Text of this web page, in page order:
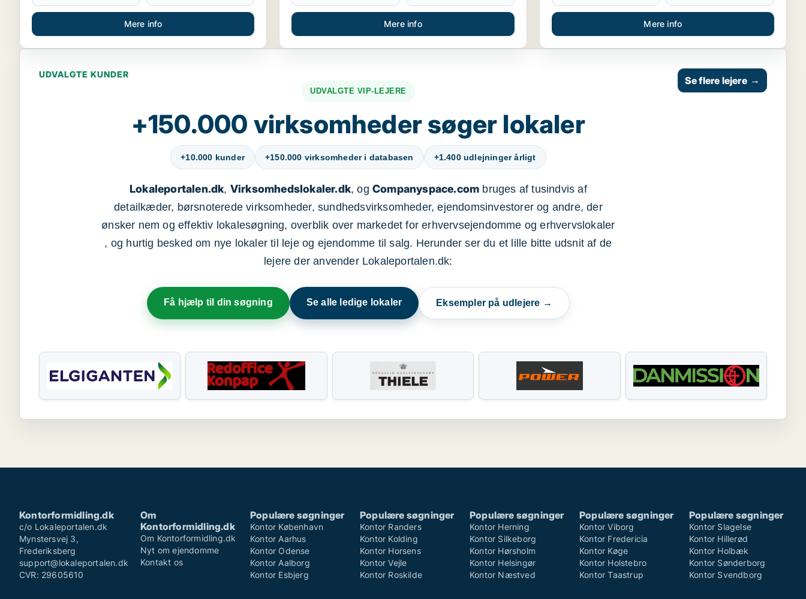
Mere info Mere info Mere info
UDVALGTE KUNDER
UDVALGTE VIP-LEJERE
+150.000 virksomheder søger lokaler
+10.000 kunder +150.000 virksomheder i databasen +1.400 udlejninger årligt
Lokaleportalen.dk, Virksomhedslokaler.dk, og Companyspace.com bruges af tusindvis af
detailkæder, børsnoterede virksomheder, sundhedsvirksomheder, ejendomsinvestorer og andre, der
ønsker nem og effektiv lokalesøgning, overblik over markedet for erhvervsejendomme og erhvervslokaler
, og hurtig besked om nye lokaler til leje og ejendomme til salg. Herunder ser du et lille bitte udsnit af de
lejere der anvender Lokaleportalen.dk:
Få hjælp til din søgning Se alle ledige lokaler Eksempler på udlejere →
Se flere lejere →
Kontorformidling.dk
c/o Lokaleportalen.dk
Mynstersvej 3,
Frederiksberg
support@lokaleportalen.dk
CVR: 29605610
Om
Kontorformidling.dk
Om Kontorformidling.dk
Nyt om ejendomme
Kontakt os
Populære søgninger
Kontor København
Kontor Aarhus
Kontor Odense
Kontor Aalborg
Kontor Esbjerg
Populære søgninger
Kontor Randers
Kontor Kolding
Kontor Horsens
Kontor Vejle
Kontor Roskilde
Populære søgninger
Kontor Herning
Kontor Silkeborg
Kontor Hørsholm
Kontor Helsingør
Kontor Næstved
Populære søgninger
Kontor Viborg
Kontor Fredericia
Kontor Køge
Kontor Holstebro
Kontor Taastrup
Populære søgninger
Kontor Slagelse
Kontor Hillerød
Kontor Holbæk
Kontor Sønderborg
Kontor Svendborg